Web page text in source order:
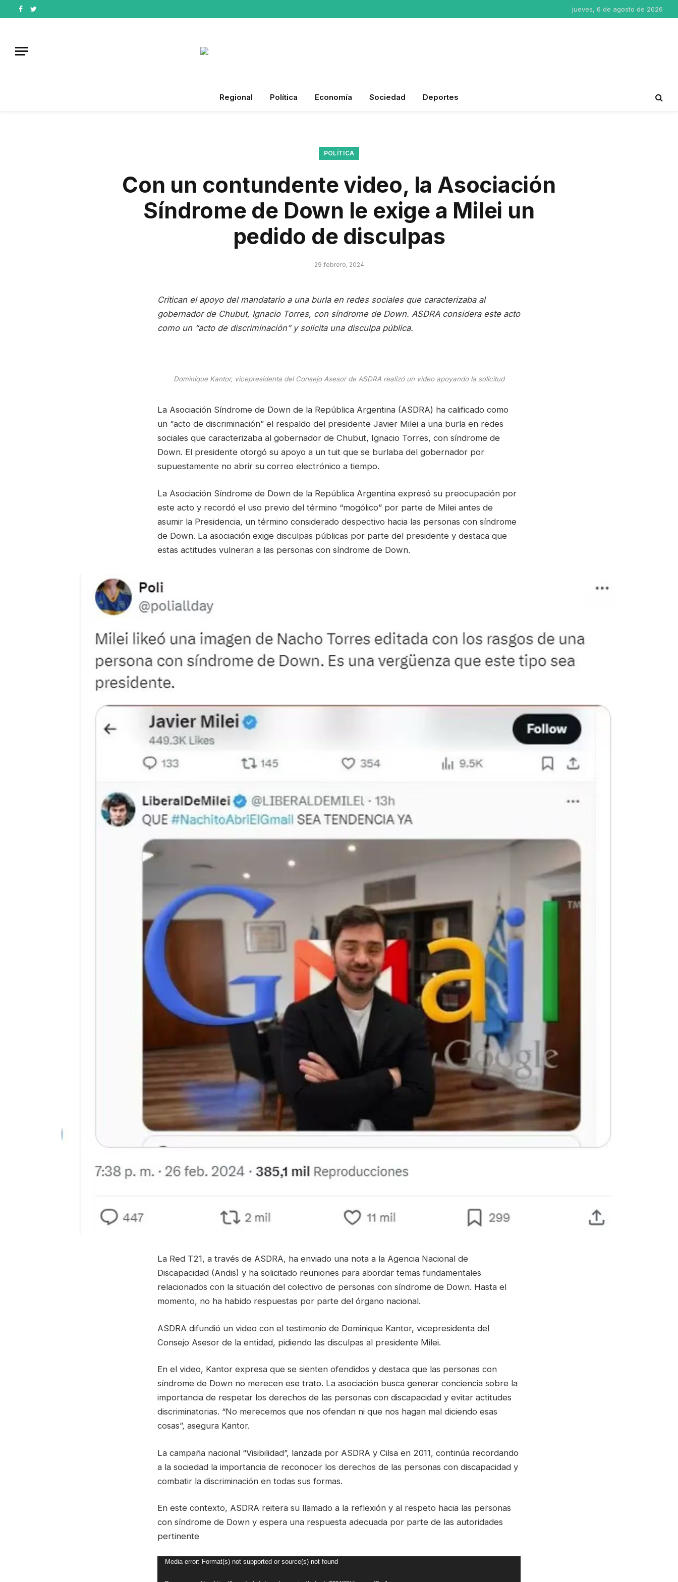
Facebook
Twitter
jueves, 6 de agosto de 2026
Regional Política Economía Sociedad Deportes
POLÍTICA
Con un contundente video, la Asociación
Síndrome de Down le exige a Milei un
pedido de disculpas
29 febrero, 2024
Critican el apoyo del mandatario a una burla en redes sociales que caracterizaba al
gobernador de Chubut, Ignacio Torres, con síndrome de Down. ASDRA considera este acto
como un “acto de discriminación” y solicita una disculpa pública.
Dominique Kantor, vicepresidenta del Consejo Asesor de ASDRA realizó un video apoyando la solicitud
La Asociación Síndrome de Down de la República Argentina (ASDRA) ha calificado como
un “acto de discriminación” el respaldo del presidente Javier Milei a una burla en redes
sociales que caracterizaba al gobernador de Chubut, Ignacio Torres, con síndrome de
Down. El presidente otorgó su apoyo a un tuit que se burlaba del gobernador por
supuestamente no abrir su correo electrónico a tiempo.
La Asociación Síndrome de Down de la República Argentina expresó su preocupación por
este acto y recordó el uso previo del término “mogólico” por parte de Milei antes de
asumir la Presidencia, un término considerado despectivo hacia las personas con síndrome
de Down. La asociación exige disculpas públicas por parte del presidente y destaca que
estas actitudes vulneran a las personas con síndrome de Down.
La Red T21, a través de ASDRA, ha enviado una nota a la Agencia Nacional de
Discapacidad (Andis) y ha solicitado reuniones para abordar temas fundamentales
relacionados con la situación del colectivo de personas con síndrome de Down. Hasta el
momento, no ha habido respuestas por parte del órgano nacional.
ASDRA difundió un video con el testimonio de Dominique Kantor, vicepresidenta del
Consejo Asesor de la entidad, pidiendo las disculpas al presidente Milei.
En el video, Kantor expresa que se sienten ofendidos y destaca que las personas con
síndrome de Down no merecen ese trato. La asociación busca generar conciencia sobre la
importancia de respetar los derechos de las personas con discapacidad y evitar actitudes
discriminatorias. “No merecemos que nos ofendan ni que nos hagan mal diciendo esas
cosas”, asegura Kantor.
La campaña nacional “Visibilidad”, lanzada por ASDRA y Cilsa en 2011, continúa recordando
a la sociedad la importancia de reconocer los derechos de las personas con discapacidad y
combatir la discriminación en todas sus formas.
En este contexto, ASDRA reitera su llamado a la reflexión y al respeto hacia las personas
con síndrome de Down y espera una respuesta adecuada por parte de las autoridades
pertinente
Reproductor
Media error: Format(s) not supported or source(s) not found